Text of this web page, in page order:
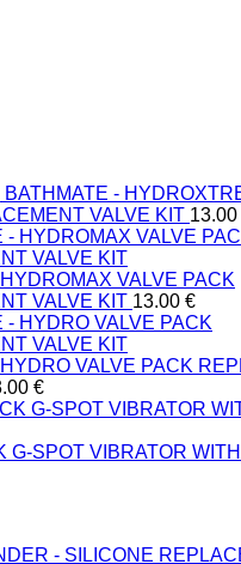
BATHMATE -
VALVE KIT 13.00
VALVE PACK
VALVE KIT 13.00 €
VALVE PACK
€
G-SPOT VIBRATOR